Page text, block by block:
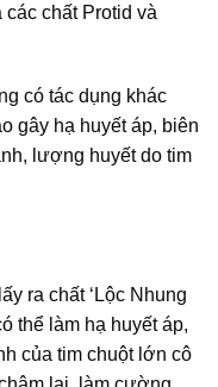
chất Protid và
có tác dụng khác
gây hạ huyết áp, biên
lượng huyết do tim
ra chất ‘Lộc Nhung
thể làm hạ huyết áp,
của tim chuột lớn cô